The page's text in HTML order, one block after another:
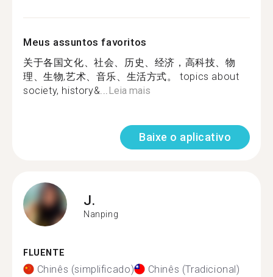
Meus assuntos favoritos
关于各国文化、社会、历史、经济，高科技、物
理、生物,艺术、音乐、生活方式。 topics about
society, history&...Leia mais
Baixe o aplicativo
J.
Nanping
FLUENTE
Chinês (simplificado) Chinês (Tradicional)